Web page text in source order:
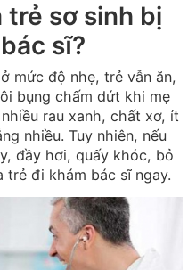
trẻ sơ sinh bị
sĩ?
mức độ nhẹ, trẻ vẫn ăn,
bụng chấm dứt khi mẹ
rau xanh, chất xơ, ít
nhiều. Tuy nhiên, nếu
đầy hơi, quấy khóc, bỏ
trẻ đi khám bác sĩ ngay.